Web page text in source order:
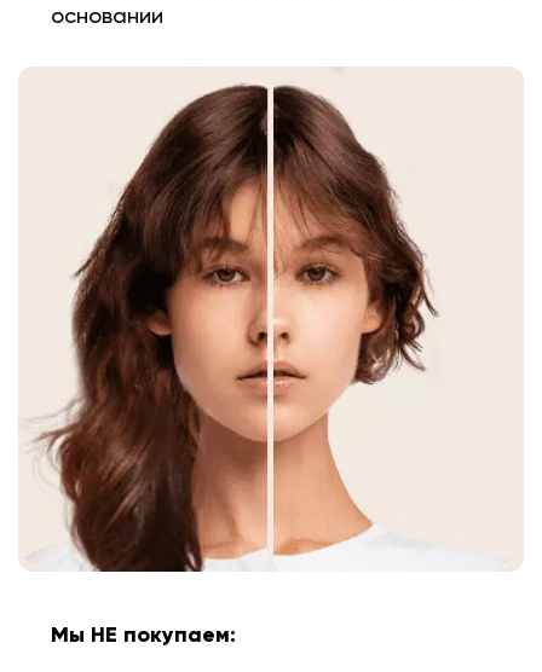
основании
Мы НЕ покупаем: